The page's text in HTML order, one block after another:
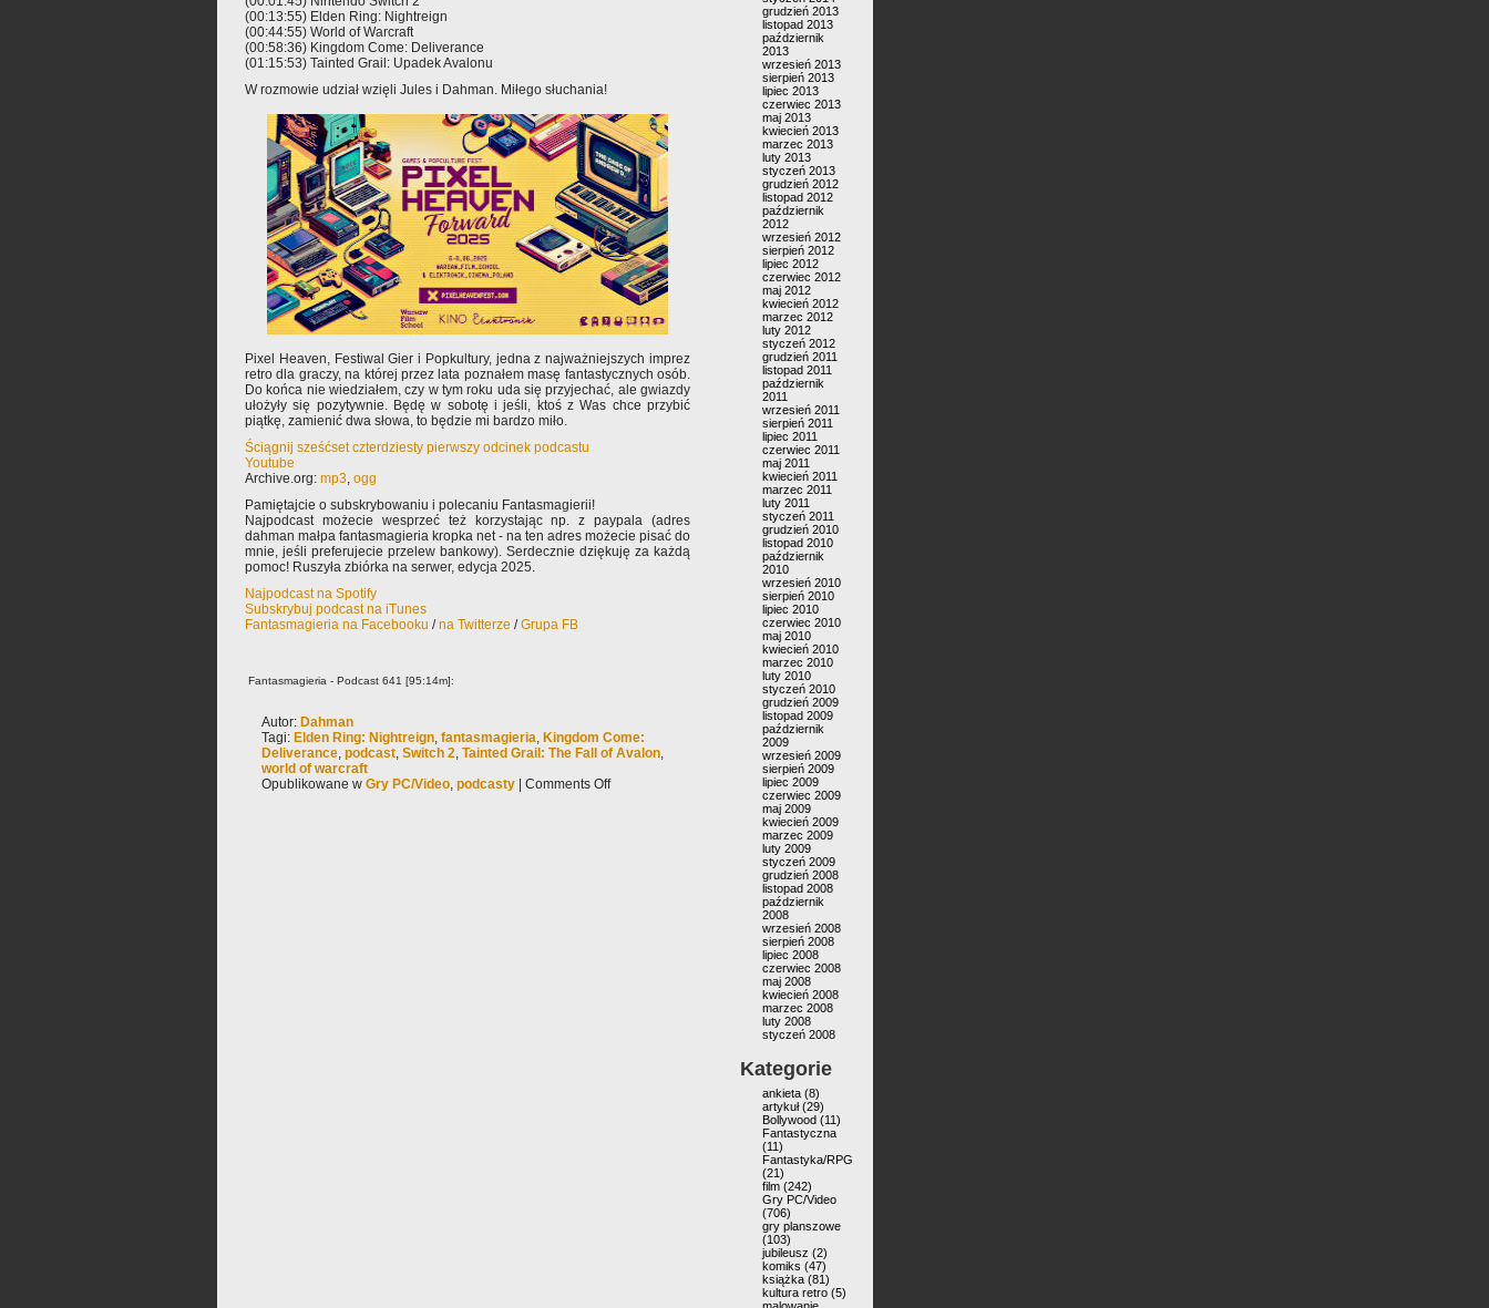
(00:13:55) Elden Ring: Nightreign
(00:44:55) World of Warcraft
(00:58:36) Kingdom Come: Deliverance
(01:15:53) Tainted Grail: Upadek Avalonu
W rozmowie udział wzięli Jules i Dahman. Miłego słuchania!
Pixel Heaven, Festiwal Gier i Popkultury, jedna z najważniejszych imprez
retro dla graczy, na której przez lata poznałem masę fantastycznych osób.
Do końca nie wiedziałem, czy w tym roku uda się przyjechać, ale gwiazdy
ułożyły się pozytywnie. Będę w sobotę i jeśli, ktoś z Was chce przybić
piątkę, zamienić dwa słowa, to będzie mi bardzo miło.
Ściągnij sześćset czterdziesty pierwszy odcinek podcastu
Youtube
Archive.org: mp3, ogg
Pamiętajcie o subskrybowaniu i polecaniu Fantasmagierii!
Najpodcast możecie wesprzeć też korzystając np. z paypala (adres
dahman małpa fantasmagieria kropka net - na ten adres możecie pisać do
mnie, jeśli preferujecie przelew bankowy). Serdecznie dziękuję za każdą
pomoc! Ruszyła zbiórka na serwer, edycja 2025.
Najpodcast na Spotify
Subskrybuj podcast na iTunes
Fantasmagieria na Facebooku /na Twitterze /Grupa FB
Fantasmagieria - Podcast 641 [95:14m]:
Autor: Dahman
Tagi: Elden Ring: Nightreign, fantasmagieria, Kingdom Come:
Deliverance, podcast, Switch 2, Tainted Grail: The Fall of Avalon,
world of warcraft
Opublikowane w Gry PC/Video, podcasty Comments Off
grudzień 2013
listopad 2013
październik
2013
wrzesień 2013
sierpień 2013
lipiec 2013
czerwiec 2013
maj 2013
kwiecień 2013
marzec 2013
luty 2013
styczeń 2013
grudzień 2012
listopad 2012
październik
2012
wrzesień 2012
sierpień 2012
lipiec 2012
czerwiec 2012
maj 2012
kwiecień 2012
marzec 2012
luty 2012
styczeń 2012
grudzień 2011
listopad 2011
październik
2011
wrzesień 2011
sierpień 2011
lipiec 2011
czerwiec 2011
maj 2011
kwiecień 2011
marzec 2011
luty 2011
styczeń 2011
grudzień 2010
listopad 2010
październik
2010
wrzesień 2010
sierpień 2010
lipiec 2010
czerwiec 2010
maj 2010
kwiecień 2010
marzec 2010
luty 2010
styczeń 2010
grudzień 2009
listopad 2009
październik
2009
wrzesień 2009
sierpień 2009
lipiec 2009
czerwiec 2009
maj 2009
kwiecień 2009
marzec 2009
luty 2009
styczeń 2009
grudzień 2008
listopad 2008
październik
2008
wrzesień 2008
sierpień 2008
lipiec 2008
czerwiec 2008
maj 2008
kwiecień 2008
marzec 2008
luty 2008
styczeń 2008
Kategorie
ankieta (8)
artykuł(29)
Bollywood (11)
Fantastyczna
(11)
Fantastyka/RPG
(21)
film (242)
Gry PC/Video
(706)
gry planszowe
(103)
jubileusz (2)
komiks (47)
książka (81)
kultura retro (5)